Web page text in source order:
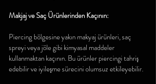
Makjaj ve Saç Ürünlerinden Kaçının:
Piercing bölgesine yakın makyaj ürünleri, saç
spreyi veya jöle gibi kimyasal maddeler
kullanmaktan kaçının. Bu ürünler piercingi tahriş
edebilir ve iyileşme sürecini olumsuz etkileyebilir.